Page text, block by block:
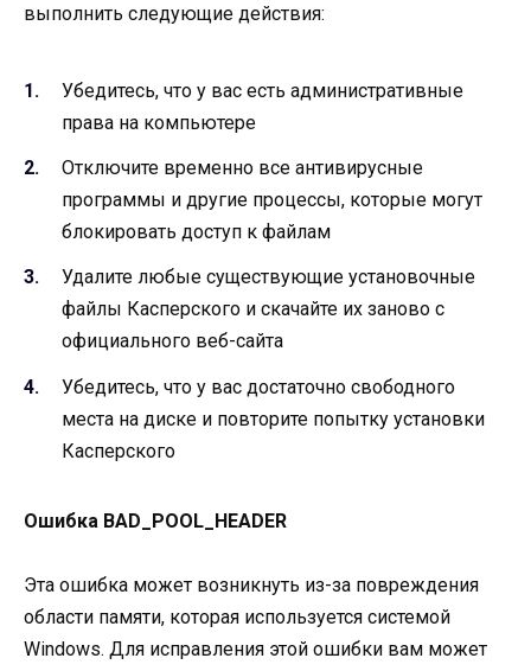
выполнить следующие действия:
Убедитесь, что у вас есть административные
права на компьютере
Отключите временно все антивирусные
программы и другие процессы, которые могут
блокировать доступ к файлам
Удалите любые существующие установочные
файлы Касперского и скачайте их заново с
официального веб-сайта
Убедитесь, что у вас достаточно свободного
места на диске и повторите попытку установки
Касперского
Ошибка BAD_POOL_HEADER
Эта ошибка может возникнуть из-за повреждения
области памяти, которая используется системой
Windows. Для исправления этой ошибки вам может